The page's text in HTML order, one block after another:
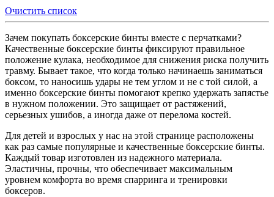
Очистить список
Зачем покупать боксерские бинты вместе с перчатками?
Качественные боксерские бинты фиксируют правильное
положение кулака, необходимое для снижения риска получить
травму. Бывает такое, что когда только начинаешь заниматься
боксом, то наносишь удары не тем углом и не с той силой, а
именно боксерские бинты помогают крепко удержать запястье
в нужном положении. Это защищает от растяжений,
серьезных ушибов, а иногда даже от перелома костей.
Для детей и взрослых у нас на этой странице расположены
как раз самые популярные и качественные боксерские бинты.
Каждый товар изготовлен из надежного материала.
Эластичны, прочны, что обеспечивает максимальным
уровнем комфорта во время спарринга и тренировки
боксеров.